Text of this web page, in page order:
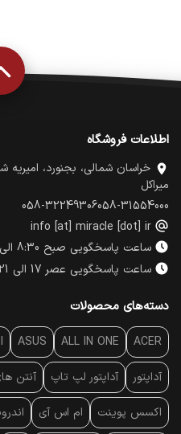
اطلاعات فروشگاه
خراسان شمالی، بجنورد، امیریه
میراکل
058-31554000
058-32249306
info [at] miracle [dot] ir
ساعت پاسخگویی صبح 8:30 الی 13:30
ساعت پاسخگویی عصر 17 الی 21
دسته‌های محصولات
ACER
ALL IN ONE
ASUS
آداپتور آداپتور لپ تاپ آنتن‌
اکسس پوینت ام اس آی